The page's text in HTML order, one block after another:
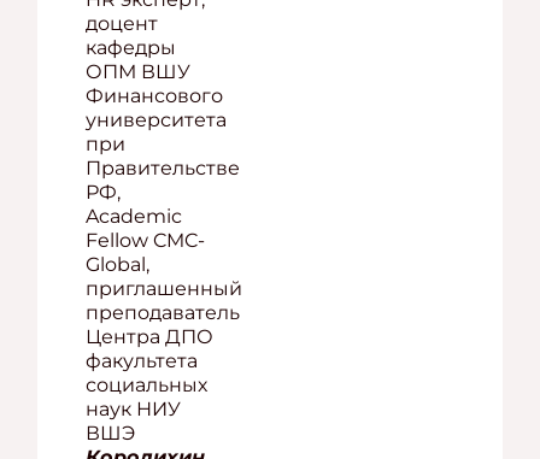
доцент
кафедры
ОПМ ВШУ
Финансового
университета
при
Правительстве
РФ,
Academic
Fellow CMC-
Global,
приглашенный
преподаватель
Центра ДПО
факультета
социальных
наук НИУ
ВШЭ